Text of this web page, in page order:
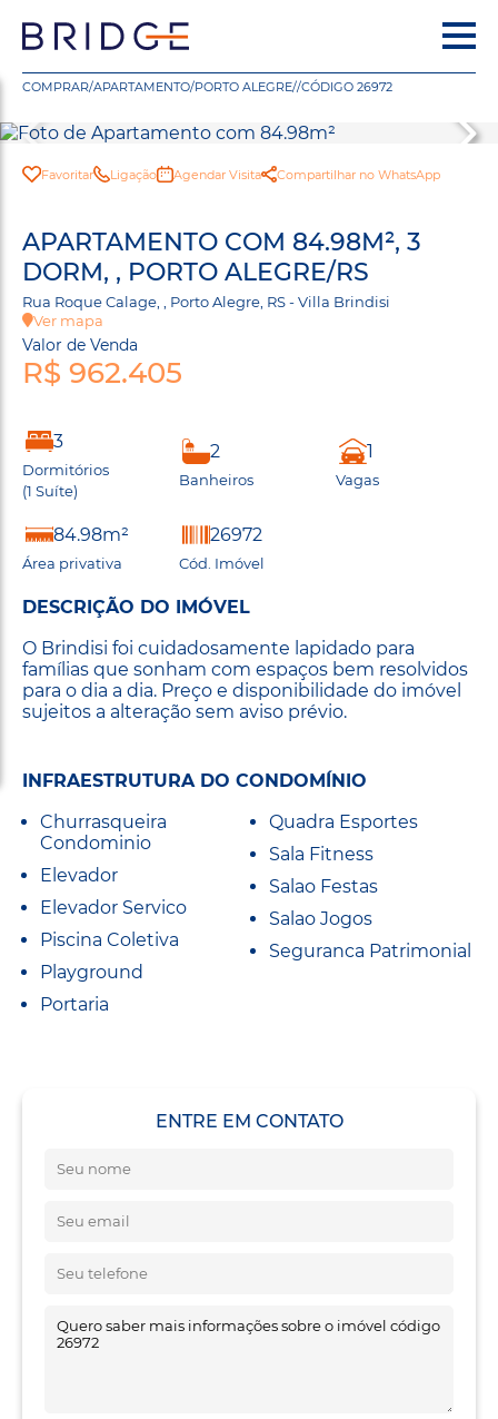
COMPRAR/APARTAMENTO/PORTO ALEGRE//CÓDIGO 26972
Favoritar Ligação Agendar Visita Compartilhar no WhatsApp
APARTAMENTO COM 84.98M², 3
DORM, , PORTO ALEGRE/RS
Rua Roque Calage, , Porto Alegre, RS - Villa Brindisi
Ver mapa
Valor de Venda
R$ 962.405
3
Dormitórios
(1 Suíte)
2
Banheiros
1
Vagas
84.98m²
Área privativa
26972
Cód. Imóvel
DESCRIÇÃO DO IMÓVEL
O Brindisi foi cuidadosamente lapidado para
famílias que sonham com espaços bem resolvidos
para o dia a dia. Preço e disponibilidade do imóvel
sujeitos a alteração sem aviso prévio.
INFRAESTRUTURA DO CONDOMÍNIO
Churrasqueira
Condominio
Elevador
Elevador Servico
Piscina Coletiva
Playground
Portaria
Quadra Esportes
Sala Fitness
Salao Festas
Salao Jogos
Seguranca Patrimonial
ENTRE EM CONTATO